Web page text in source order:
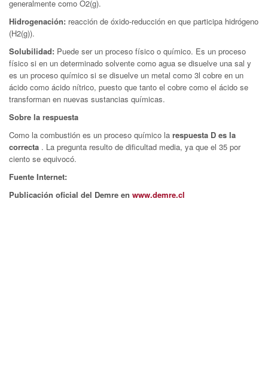
generalmente como O2(g).
Hidrogenación: reacción de óxido-reducción en que participa hidrógeno
(H2(g)).
Solubilidad: Puede ser un proceso físico o químico. Es un proceso
físico si en un determinado solvente como agua se disuelve una sal y
es un proceso químico si se disuelve un metal como 3l cobre en un
ácido como ácido nítrico, puesto que tanto el cobre como el ácido se
transforman en nuevas sustancias químicas.
Sobre la respuesta
Como la combustión es un proceso químico la respuesta D es la
correcta . La pregunta resulto de dificultad media, ya que el 35 por
ciento se equivocó.
Fuente Internet:
Publicación oficial del Demre en www.demre.cl